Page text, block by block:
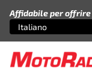
Affidabile per
Seleziona
Italiano
Seleziona